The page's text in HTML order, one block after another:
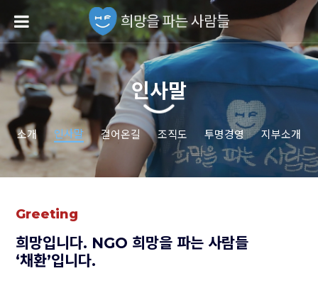
인사말
소개 인사말 걸어온길 조직도 투명경영 지부소개
Greeting
희망입니다. NGO 희망을 파는 사람들
‘채환’입니다.